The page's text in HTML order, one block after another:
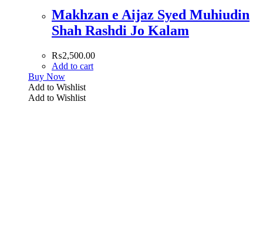
Makhzan e Aijaz Syed Muhiudin
Shah Rashdi Jo Kalam
₨2,500.00
Add to cart
Buy Now
Add to Wishlist
Add to Wishlist